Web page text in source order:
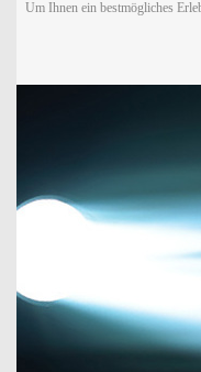
Um Ihnen ein bestmögliches